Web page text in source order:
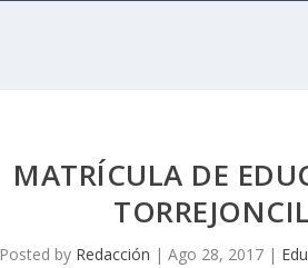
MATRÍCULA DE
Posted by Redacción |Ago 28, 2017 |